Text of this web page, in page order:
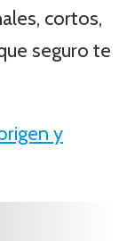
cortos,
seguro te
y